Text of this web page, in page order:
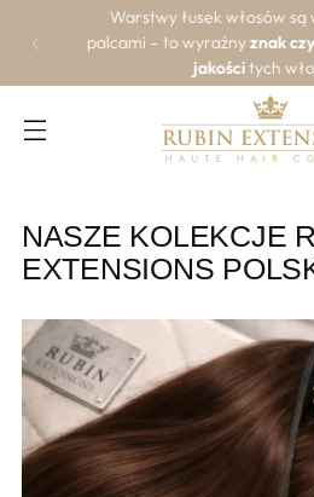
Warstwy łusek włosów są
palcami – to wyraźnyznak
jakościtych
NASZE KOLEKCJE
EXTENSIONS